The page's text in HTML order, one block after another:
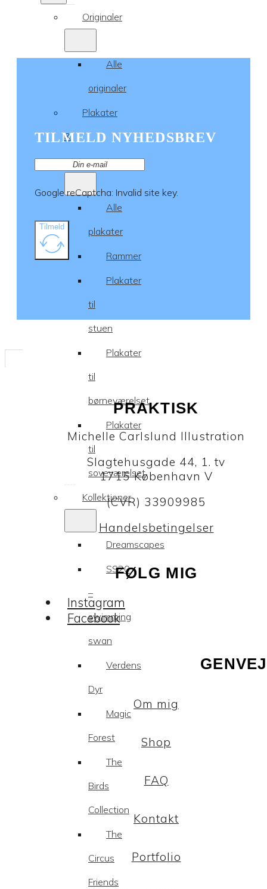
Originaler
Alle
originaler
Plakater
&
rammer
Alle
plakater
Rammer
Plakater
til
stuen
Plakater
til
børneværelset
Plakater
til
soveværelset
Kollektioner
Dreamscapes
SS20
–
swimming
swan
Verdens
Dyr
Magic
Forest
The
Birds
Collection
The
Circus
Friends
TILMELD NYHEDSBREV
Google reCaptcha: Invalid site key.
Tilmeld
PRAKTISK
Michelle Carlslund Illustration
Slagtehusgade 44, 1. tv
1715 København V
(CVR) 33909985
Handelsbetingelser
FØLG MIG
Instagram
Facebook
Om mig
Shop
FAQ
Kontakt
Portfolio